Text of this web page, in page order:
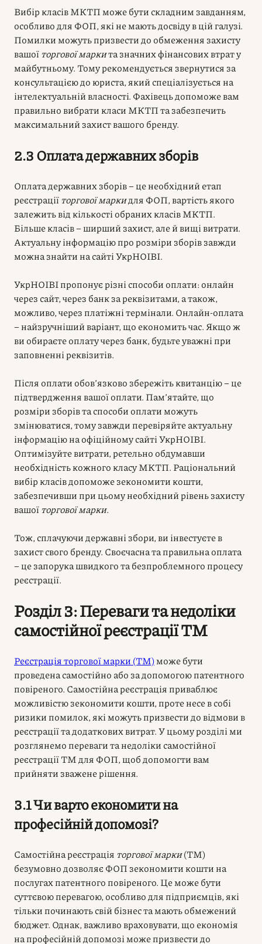
Вибір класів МКТП може бути складним завданням,
особливо для ФОП, які не мають досвіду в цій галузі.
Помилки можуть призвести до обмеження захисту
вашої торгової маркита значних фінансових втрат у
майбутньому. Тому рекомендується звернутися за
консультацією до юриста, який спеціалізується на
інтелектуальній власності. Фахівець допоможе вам
правильно вибрати класи МКТП та забезпечить
максимальний захист вашого бренду.
2.3 Оплата державних зборів
Оплата державних зборів – це необхідний етап
реєстрації торгової маркидля ФОП, вартість якого
залежить від кількості обраних класів МКТП.
Більше класів – ширший захист, але й вищі витрати.
Актуальну інформацію про розміри зборів завжди
можна знайти на сайті УкрНОІВІ.
УкрНОІВІ пропонує різні способи оплати: онлайн
через сайт, через банк за реквізитами, а також,
можливо, через платіжні термінали. Онлайн-оплата
– найзручніший варіант, що економить час. Якщо ж
ви обираєте оплату через банк, будьте уважні при
заповненні реквізитів.
Після оплати обов’язково збережіть квитанцію – це
підтвердження вашої оплати. Пам’ятайте, що
розміри зборів та способи оплати можуть
змінюватися, тому завжди перевіряйте актуальну
інформацію на офіційному сайті УкрНОІВІ.
Оптимізуйте витрати, ретельно обдумавши
необхідність кожного класу МКТП. Раціональний
вибір класів допоможе зекономити кошти,
забезпечивши при цьому необхідний рівень захисту
вашої торгової марки.
Тож, сплачуючи державні збори, ви інвестуєте в
захист свого бренду. Своєчасна та правильна оплата
– це запорука швидкого та безпроблемного процесу
реєстрації.
Розділ 3: Переваги та недоліки
самостійної реєстрації ТМ
Реєстрація торгової марки (ТМ)може бути
проведена самостійно або за допомогою патентного
повіреного. Самостійна реєстрація приваблює
можливістю зекономити кошти, проте несе в собі
ризики помилок, які можуть призвести до відмови в
реєстрації та додаткових витрат. У цьому розділі ми
розглянемо переваги та недоліки самостійної
реєстрації ТМ для ФОП, щоб допомогти вам
прийняти зважене рішення.
3.1 Чи варто економити на
професійній допомозі?
Самостійна реєстрація торгової марки(ТМ)
безумовно дозволяє ФОП зекономити кошти на
послугах патентного повіреного. Це може бути
суттєвою перевагою, особливо для підприємців, які
тільки починають свій бізнес та мають обмежений
бюджет. Однак, важливо враховувати, що економія
на професійній допомозі може призвести до